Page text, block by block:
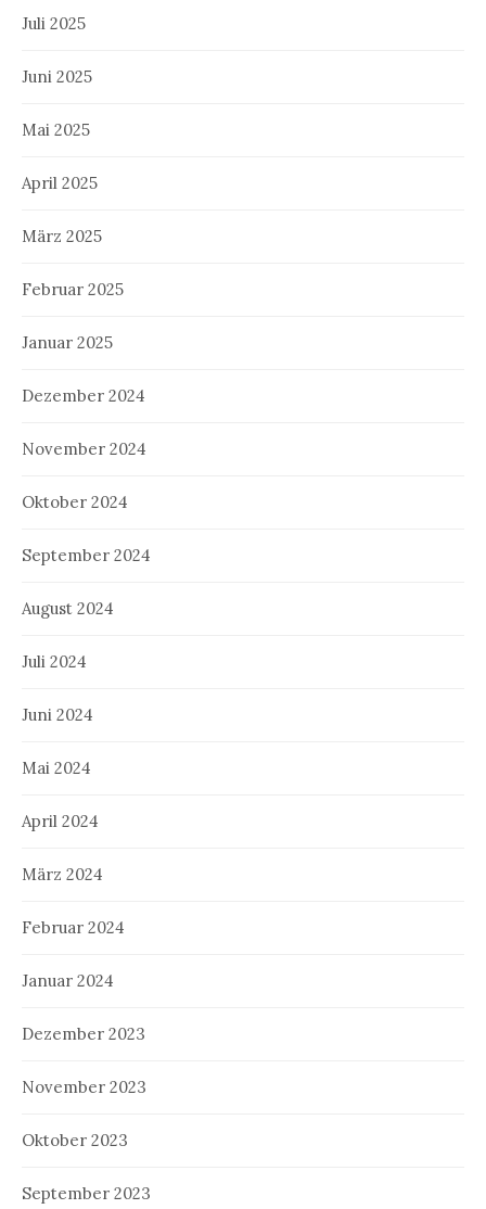
Juli 2025
Juni 2025
Mai 2025
April 2025
März 2025
Februar 2025
Januar 2025
Dezember 2024
November 2024
Oktober 2024
September 2024
August 2024
Juli 2024
Juni 2024
Mai 2024
April 2024
März 2024
Februar 2024
Januar 2024
Dezember 2023
November 2023
Oktober 2023
September 2023